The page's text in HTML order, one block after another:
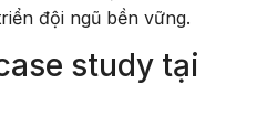
đội ngũ bền vững.
study tại